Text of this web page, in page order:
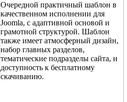
Очередной практичный шаблон в
качественном исполнении для
Joomla, с адаптивной основой и
грамотной структурой. Шаблон
также имеет атмосферный дизайн,
набор главных разделов,
тематические подразделы сайта, и
доступность к бесплатному
скачиванию.